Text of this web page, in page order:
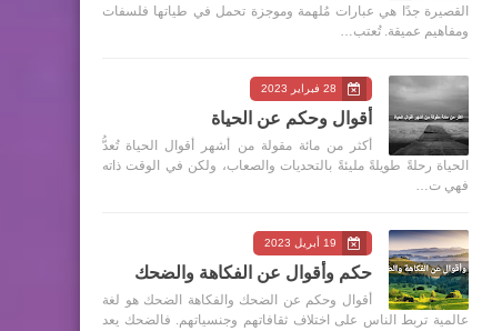
القصيرة جدًا هي عبارات مُلهمة وموجزة تحمل في طياتها فلسفات
ومفاهيم عميقة. تُعتب…
28 فبراير 2023
أقوال وحكم عن الحياة
أكثر من مائة مقولة من أشهر أقوال الحياة تُعدُّ
الحياة رحلةً طويلةً مليئةً بالتحديات والصعاب، ولكن في الوقت ذاته
فهي ت…
19 أبريل 2023
حكم وأقوال عن الفكاهة والضحك
أقوال وحكم عن الضحك والفكاهة الضحك هو لغة
عالمية تربط الناس على اختلاف ثقافاتهم وجنسياتهم. فالضحك يعد